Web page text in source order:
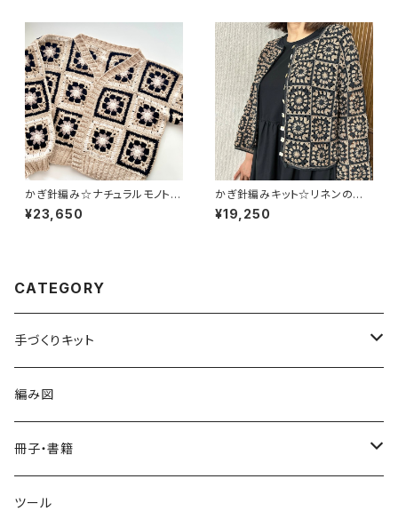
かぎ針編み☆ナチュラルモノトー
ンモチーフのカーディガン
¥23,650
かぎ針編みキット☆リネンのカ
ーディガン
¥19,250
CATEGORY
手づくりキット
かぎ針編み
春夏ウェア
春夏小物
棒針編み
春夏ウェア
かぎ針×棒針
編み図
冊子・書籍
アイアムオリーブ
ツール